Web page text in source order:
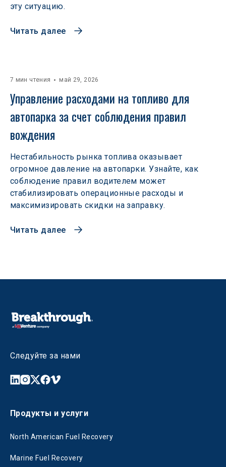
эту ситуацию.
Читать далее
7 мин чтения май 29, 2026
Управление расходами на топливо для
автопарка за счет соблюдения правил
вождения
Нестабильность рынка топлива оказывает
огромное давление на автопарки. Узнайте, как
соблюдение правил водителем может
стабилизировать операционные расходы и
максимизировать скидки на заправку.
Читать далее
Следуйте за нами
Продукты и услуги
North American Fuel Recovery
Marine Fuel Recovery